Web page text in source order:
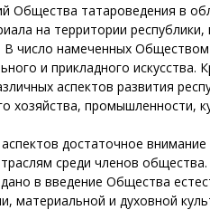
Общества татароведения в
на территории
В число намеченных
и прикладного
аспектов развития
хозяйства, промышленности,
достаточное
среди членов
в введение Общества
материальной и духовной